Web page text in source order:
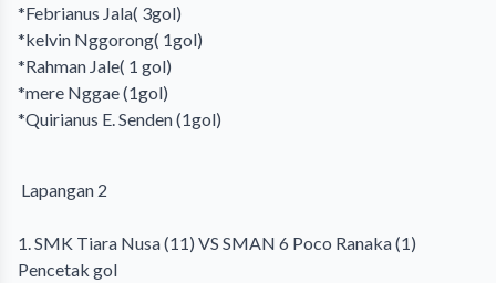
*Febrianus Jala( 3gol)
*kelvin Nggorong( 1gol)
*Rahman Jale( 1 gol)
*mere Nggae (1gol)
*Quirianus E. Senden (1gol)
Lapangan 2
1. SMK Tiara Nusa (11) VS SMAN 6 Poco Ranaka (1)
Pencetak gol